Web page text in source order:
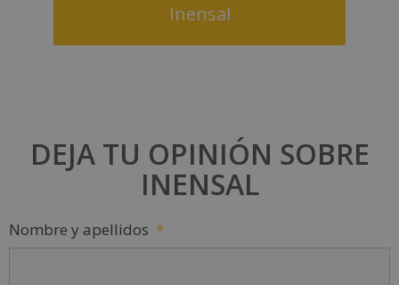
Inensal
DEJA TU OPINIÓN SOBRE
INENSAL
Nombre y apellidos *